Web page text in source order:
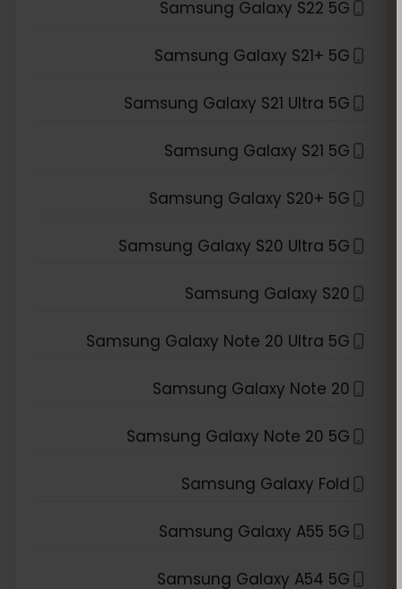
Samsung Galaxy S22 5G
Samsung Galaxy S21+ 5G
Samsung Galaxy S21 Ultra 5G
Samsung Galaxy S21 5G
Samsung Galaxy S20+ 5G
Samsung Galaxy S20 Ultra 5G
Samsung Galaxy S20
Samsung Galaxy Note 20 Ultra 5G
Samsung Galaxy Note 20
Samsung Galaxy Note 20 5G
Samsung Galaxy Fold
Samsung Galaxy A55 5G
Samsung Galaxy A54 5G